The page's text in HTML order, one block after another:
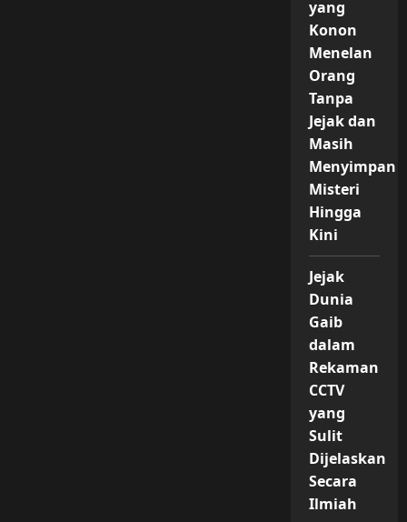
yang
Konon
Menelan
Orang
Tanpa
Jejak dan
Masih
Menyimpan
Misteri
Hingga
Kini
Jejak
Dunia
Gaib
dalam
Rekaman
CCTV
yang
Sulit
Dijelaskan
Secara
Ilmiah